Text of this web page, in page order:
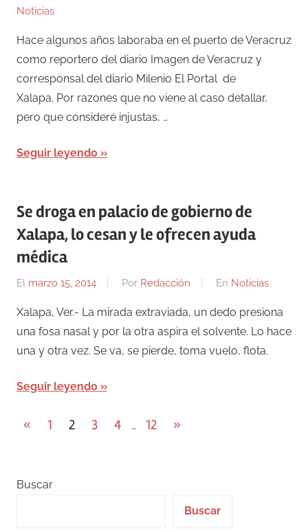
Noticias
Hace algunos años laboraba en el puerto de Veracruz
como reportero del diario Imagen de Veracruz y
corresponsal del diario Milenio El Portal de
Xalapa. Por razones que no viene al caso detallar,
pero que consideré injustas, …
Seguir leyendo
Se droga en palacio de gobierno de
Xalapa, lo cesan y le ofrecen ayuda
médica
El marzo 15, 2014 Por Redacción En Noticias
Xalapa, Ver.- La mirada extraviada, un dedo presiona
una fosa nasal y por la otra aspira el solvente. Lo hace
una y otra vez. Se va, se pierde, toma vuelo, flota.
Seguir leyendo
Paginación
entradas
« Entradas
1 2 3 4 … 12
Entradas
»
Buscar
Buscar